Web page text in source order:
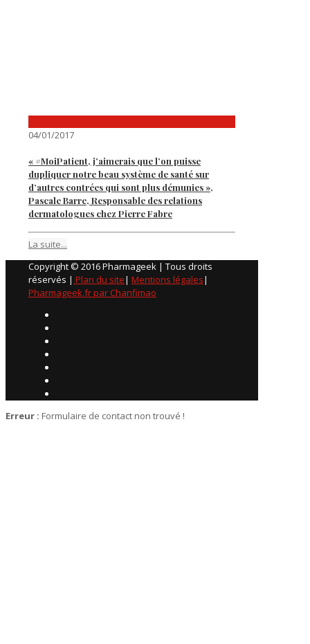
04/01/2017
« #MoiPatient, j’aimerais que l’on puisse
dupliquer notre beau système de santé sur
d’autres contrées qui sont plus démunies »,
Pascale Barre, Responsable des relations
dermatologues chez Pierre Fabre
La suite...
Copyright © 2016 Pharmageek | Tous droits
réservés | Plan du site| Mentions légales|
Pharmageek.fr par Chanfimao
Erreur : Formulaire de contact non trouvé !